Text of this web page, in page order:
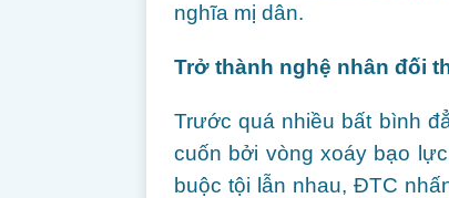
nghĩa mị dân.
Trở thành nghệ nhân đối
Trước quá nhiều bất bình
cuốn bởi vòng xoáy bạo
buộc tội lẫn nhau, ĐTC